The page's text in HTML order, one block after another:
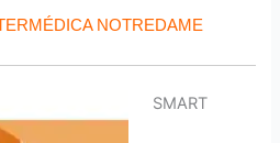
NOTREDAME
SMART